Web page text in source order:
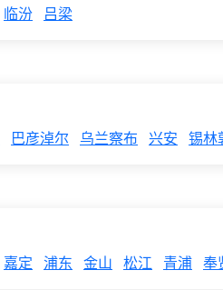
临汾 吕梁
巴彦淖尔 乌兰察布 兴安 锡林
嘉定 浦东 金山 松江 青浦 奉